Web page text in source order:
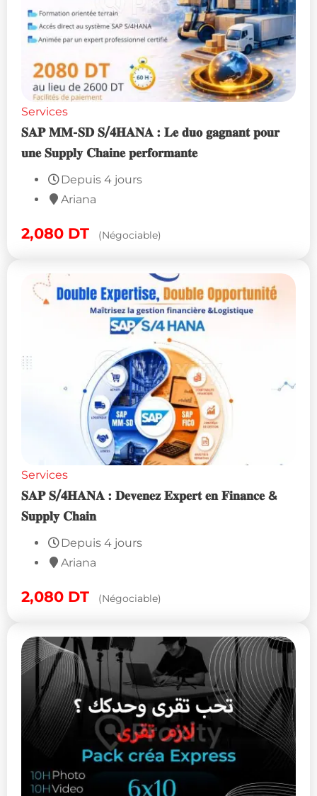
Services
𝐒𝐀𝐏 𝐌𝐌-𝐒𝐃 𝐒/𝟒𝐇𝐀𝐍𝐀 : 𝐋𝐞 𝐝𝐮𝐨 𝐠𝐚𝐠𝐧𝐚𝐧𝐭 𝐩𝐨𝐮𝐫
𝐮𝐧𝐞 𝐒𝐮𝐩𝐩𝐥𝐲 𝐂𝐡𝐚𝐢𝐧𝐞 𝐩𝐞𝐫𝐟𝐨𝐫𝐦𝐚𝐧𝐭𝐞
Depuis 4 jours
Ariana
2,080 DT (Négociable)
Services
𝐒𝐀𝐏 𝐒/𝟒𝐇𝐀𝐍𝐀 : 𝐃𝐞𝐯𝐞𝐧𝐞𝐳 𝐄𝐱𝐩𝐞𝐫𝐭 𝐞𝐧 𝐅𝐢𝐧𝐚𝐧𝐜𝐞 &
𝐒𝐮𝐩𝐩𝐥𝐲 𝐂𝐡𝐚𝐢𝐧
Depuis 4 jours
Ariana
2,080 DT (Négociable)